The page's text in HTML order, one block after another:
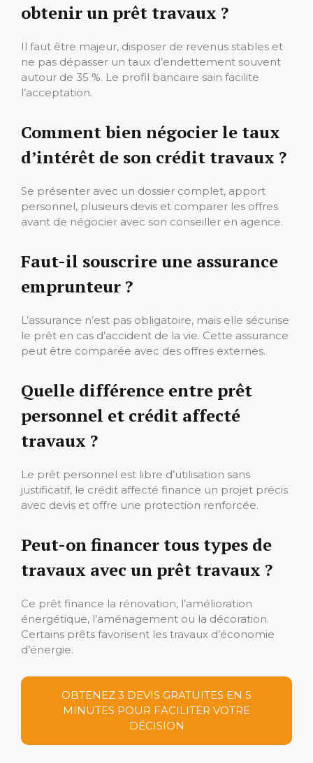
obtenir un prêt travaux ?
Il faut être majeur, disposer de revenus stables et
ne pas dépasser un taux d’endettement souvent
autour de 35 %. Le profil bancaire sain facilite
l’acceptation.
Comment bien négocier le taux
d’intérêt de son crédit travaux ?
Se présenter avec un dossier complet, apport
personnel, plusieurs devis et comparer les offres
avant de négocier avec son conseiller en agence.
Faut-il souscrire une assurance
emprunteur ?
L’assurance n’est pas obligatoire, mais elle sécurise
le prêt en cas d’accident de la vie. Cette assurance
peut être comparée avec des offres externes.
Quelle différence entre prêt
personnel et crédit affecté
travaux ?
Le prêt personnel est libre d’utilisation sans
justificatif, le crédit affecté finance un projet précis
avec devis et offre une protection renforcée.
Peut-on financer tous types de
travaux avec un prêt travaux ?
Ce prêt finance la rénovation, l’amélioration
énergétique, l’aménagement ou la décoration.
Certains prêts favorisent les travaux d’économie
d’énergie.
OBTENEZ 3 DEVIS GRATUITES EN 5
MINUTES POUR FACILITER VOTRE
DÉCISION